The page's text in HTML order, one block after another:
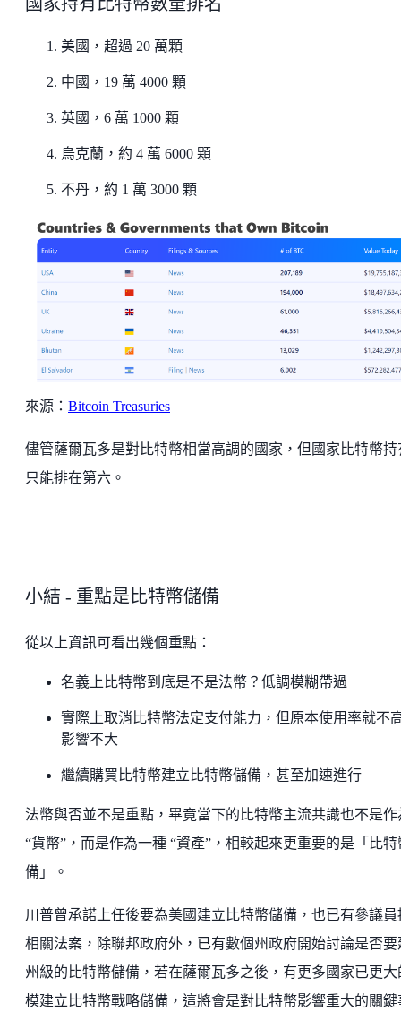
美國，超過 20 萬顆
中國，19 萬 4000 顆
英國，6 萬 1000 顆
烏克蘭，約 4 萬 6000 顆
不丹，約 1 萬 3000 顆
來源： Bitcoin Treasuries
儘管薩爾瓦多是對比特幣相當高調的國家，但國家比特幣持
只能排在第六。
小結 - 重點是比特幣儲備
從以上資訊可看出幾個重點：
名義上比特幣到底是不是法幣？低調模糊帶過
實際上取消比特幣法定支付能力，但原本使用率就不
影響不大
繼續購買比特幣建立比特幣儲備，甚至加速進行
法幣與否並不是重點，畢竟當下的比特幣主流共識也不是作
“貨幣”，而是作為一種 “資產”，相較起來更重要的是「比特
備」。
川普曾承諾上任後要為美國建立比特幣儲備，也已有參議員
相關法案，除聯邦政府外，已有數個州政府開始討論是否要
州級的比特幣儲備，若在薩爾瓦多之後，有更多國家已更大
模建立比特幣戰略儲備，這將會是對比特幣影響重大的關鍵